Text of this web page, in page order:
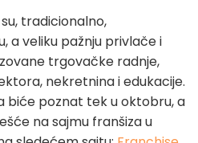
tradicionalno,
a veliku pažnju privlače i
trgovačke radnje,
nekretnina i edukacije.
biće poznat tek u oktobru, a
na sajmu franšiza u